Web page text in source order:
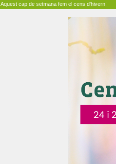
Aquest cap de setmana fem el cens d'hivern!